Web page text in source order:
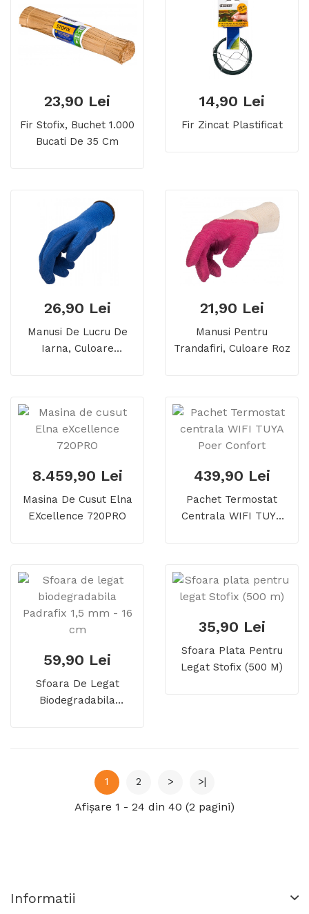
23,90 Lei
Fir Stofix, Buchet 1.000
Bucati De 35 Cm
14,90 Lei
Fir Zincat Plastificat
26,90 Lei
Manusi De Lucru De
Iarna, Culoare
21,90 Lei
Manusi Pentru
Trandafiri, Culoare Roz
8.459,90 Lei
Masina De Cusut Elna
EXcellence 720PRO
439,90 Lei
Pachet Termostat
Centrala WIFI TUYA
59,90 Lei
Sfoara De Legat
Biodegradabila
35,90 Lei
Sfoara Plata Pentru
Legat Stofix (500 M)
1 2 > >|
Afişare 1 - 24 din 40 (2 pagini)
Informatii